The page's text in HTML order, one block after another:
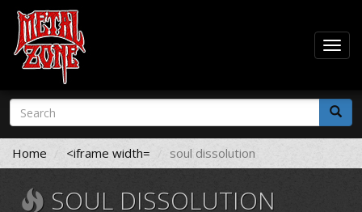
Skip
main
content
Search
form
Search
Home <iframe width= soul dissolution
SOUL DISSOLUTION